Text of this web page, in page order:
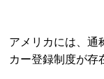
アメリカには、通
カー登録制度が存